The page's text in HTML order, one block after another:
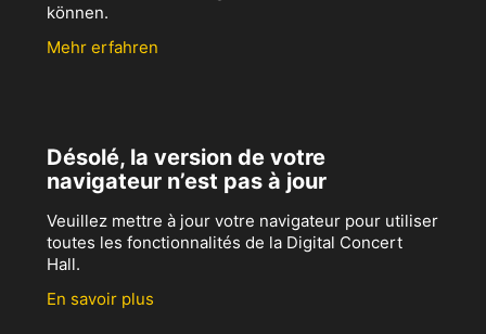
können.
Mehr erfahren
Désolé, la version de votre
navigateur n’est pas à jour
Veuillez mettre à jour votre navigateur pour utiliser
toutes les fonctionnalités de la Digital Concert
Hall.
En savoir plus